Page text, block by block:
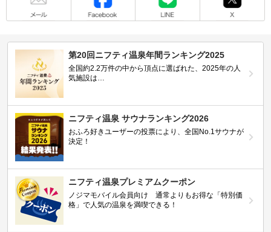
第20回ニフティ温泉年間ランキング2025
全国約2.2万件の中から頂点に選ばれた、2025年の人
気施設は…
ニフティ温泉 サウナランキング2026
おふろ好きユーザーの投票により、全国No.1サウナが
決定！
ニフティ温泉プレミアムクーポン
ノジマモバイル会員向け 通常よりもお得な「特別価
格」で人気の温泉を満喫できる！